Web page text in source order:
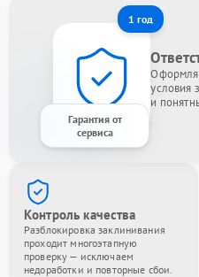
1 год
Гарантия от
сервиса
условия
и
Контроль качества
Разблокировка заклинивания
проходит многоэтапную
проверку — исключаем
недоработки и повторные сбои.